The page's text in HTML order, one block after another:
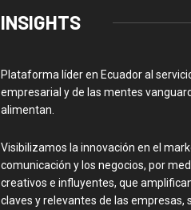
INSIGHTS
Plataforma líder en Ecuador al
empresarial y de las mentes
alimentan.
Visibilizamos la innovación en el
comunicación y los negocios, por
creativos e influyentes, que
claves y relevantes de las empresas,